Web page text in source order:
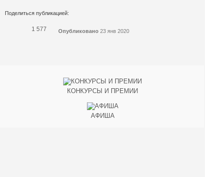
Поделиться публикацией:
1 577 Опубликовано 23 янв 2020
КОНКУРСЫ И ПРЕМИИ
АФИША